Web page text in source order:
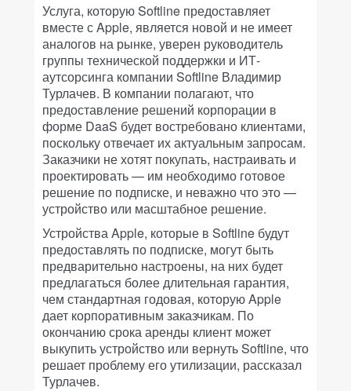
Услуга, которую Softline предоставляет
вместе с Apple, является новой и не имеет
аналогов на рынке, уверен руководитель
группы технической поддержки и ИТ-
аутсорсинга компании Softline Владимир
Турлачев. В компании полагают, что
предоставление решений корпорации в
форме DaaS будет востребовано клиентами,
поскольку отвечает их актуальным запросам.
Заказчики не хотят покупать, настраивать и
проектировать — им необходимо готовое
решение по подписке, и неважно что это —
устройство или масштабное решение.
Устройства Apple, которые в Softline будут
предоставлять по подписке, могут быть
предварительно настроены, на них будет
предлагаться более длительная гарантия,
чем стандартная годовая, которую Apple
дает корпоративным заказчикам. По
окончанию срока аренды клиент может
выкупить устройство или вернуть Softline, что
решает проблему его утилизации, рассказал
Турлачев.